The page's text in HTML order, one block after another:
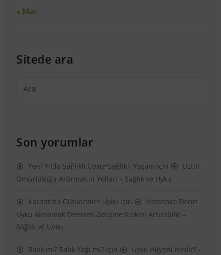
« Mar
Sitede ara
Son yorumlar
Yeni Yılda Sağlıklı Uyku=Sağlıklı Yaşam için
Uzun
Ömürlülüğü Artırmanın Yolları – Sağlık ve Uyku
Karantina Günlerinde Uyku için
Yeterince Derin
Uyku Almamak Demans Gelişme Riskini Artırabilir –
Sağlık ve Uyku
Balık mı? Balık Yağı mı? için
Uyku Hijyeni Nedir? -